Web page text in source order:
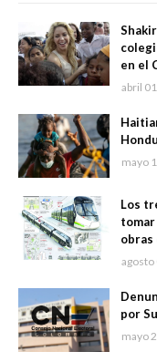
en el
abril
mayo
Los
tomar
agosto
por
mayo